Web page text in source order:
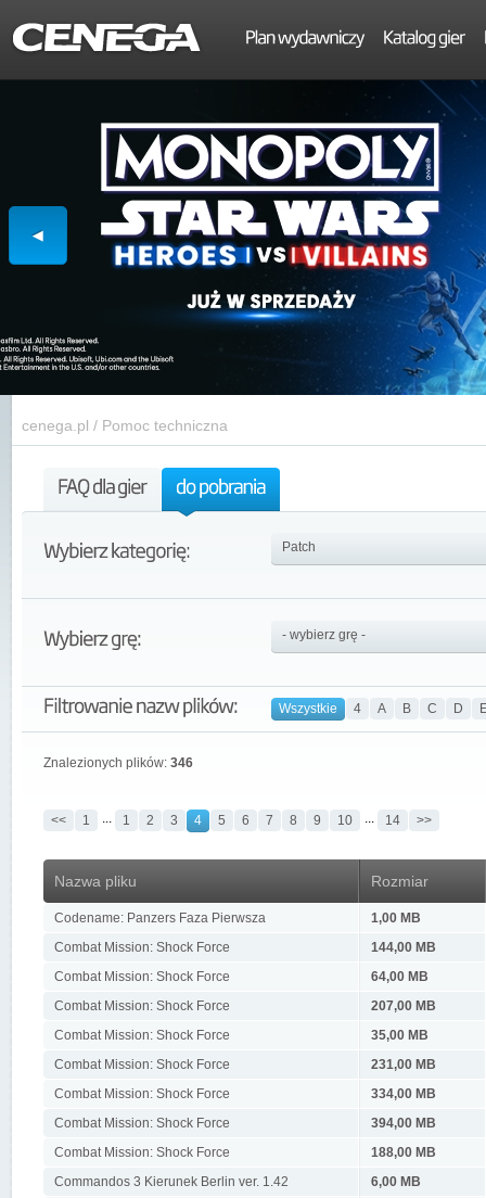
cenega.pl / Pomoc techniczna
Wszystkie 4 A B C D
Znalezionych plików: 346
<< 1 ... 1 2 3 4 5 6 7 8 9 10 ... 14 >>
Nazwa pliku Rozmiar
Codename: Panzers Faza Pierwsza
1,00 MB
Combat Mission: Shock Force
144,00 MB
Combat Mission: Shock Force
64,00 MB
Combat Mission: Shock Force
207,00 MB
Combat Mission: Shock Force
35,00 MB
Combat Mission: Shock Force
231,00 MB
Combat Mission: Shock Force
334,00 MB
Combat Mission: Shock Force
394,00 MB
Combat Mission: Shock Force
188,00 MB
Commandos 3 Kierunek Berlin ver. 1.42
6,00 MB